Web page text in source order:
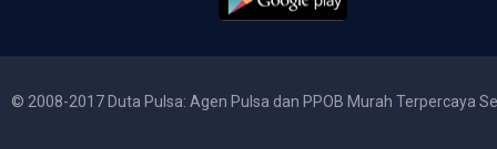
© 2008-2017 Duta Pulsa: Agen Pulsa dan PPOB Murah Terpercaya